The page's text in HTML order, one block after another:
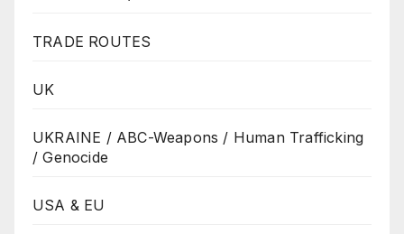
TRADE ROUTES
UK
UKRAINE / ABC-Weapons / Human Trafficking
/ Genocide
USA & EU